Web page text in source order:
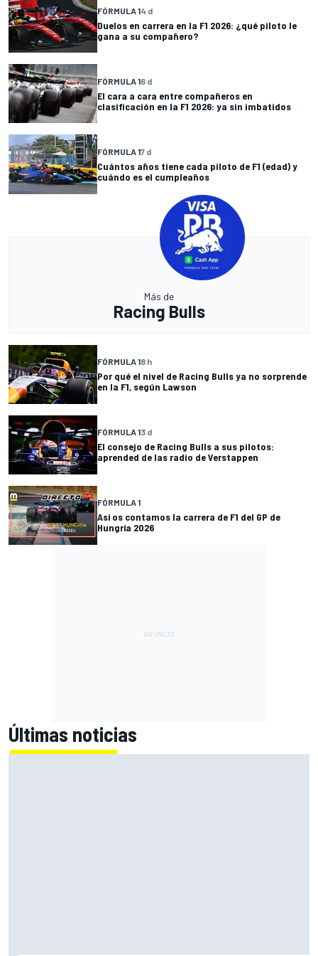
FÓRMULA 14 d
Duelos en carrera en la F1 2026: ¿qué piloto le
gana a su compañero?
FÓRMULA 16 d
El cara a cara entre compañeros en
clasificación en la F1 2026: ya sin imbatidos
FÓRMULA 17 d
Cuántos años tiene cada piloto de F1 (edad) y
cuándo es el cumpleaños
Más de
Racing Bulls
FÓRMULA 18 h
Por qué el nivel de Racing Bulls ya no sorprende
en la F1, según Lawson
FÓRMULA 13 d
El consejo de Racing Bulls a sus pilotos:
aprended de las radio de Verstappen
FÓRMULA 1
Así os contamos la carrera de F1 del GP de
Hungría 2026
Últimas noticias